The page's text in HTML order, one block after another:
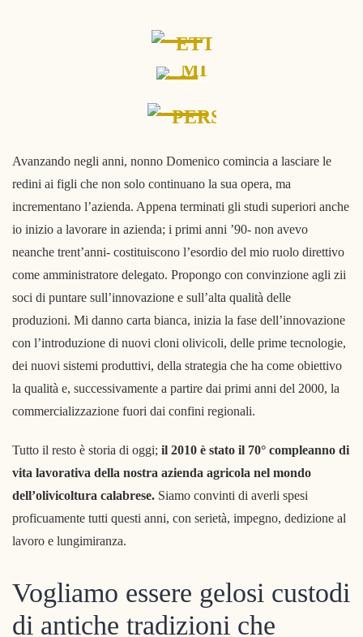
ETTARI
TERRENI
25
MILA
D’ULIVO
PERSONE
Avanzando negli anni, nonno Domenico comincia a lasciare le
redini ai figli che non solo continuano la sua opera, ma
incrementano l’azienda. Appena terminati gli studi superiori anche
io inizio a lavorare in azienda; i primi anni ’90- non avevo
neanche trent’anni- costituiscono l’esordio del mio ruolo direttivo
come amministratore delegato. Propongo con convinzione agli zii
soci di puntare sull’innovazione e sull’alta qualità delle
produzioni. Mi danno carta bianca, inizia la fase dell’innovazione
con l’introduzione di nuovi cloni olivicoli, delle prime tecnologie,
dei nuovi sistemi produttivi, della strategia che ha come obiettivo
la qualità e, successivamente a partire dai primi anni del 2000, la
commercializzazione fuori dai confini regionali.
Tutto il resto è storia di oggi; il 2010 è stato il 70° compleanno di
vita lavorativa della nostra azienda agricola nel mondo
dell’olivicoltura calabrese. Siamo convinti di averli spesi
proficuamente tutti questi anni, con serietà, impegno, dedizione al
lavoro e lungimiranza.
Vogliamo essere gelosi custodi
di antiche tradizioni che